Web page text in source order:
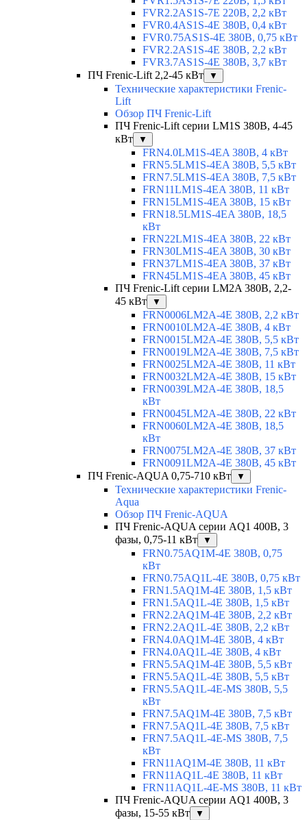
FVR2.2AS1S-7E 220В, 2,2 кВт
FVR0.4AS1S-4E 380В, 0,4 кВт
FVR0.75AS1S-4E 380В, 0,75 кВт
FVR2.2AS1S-4E 380В, 2,2 кВт
FVR3.7AS1S-4E 380В, 3,7 кВт
ПЧ Frenic-Lift 2,2-45 кВт
▼
Технические характеристики Frenic-
Lift
Обзор ПЧ Frenic-Lift
ПЧ Frenic-Lift серии LM1S 380В, 4-45
кВт
▼
FRN4.0LM1S-4EA 380В, 4 кВт
FRN5.5LM1S-4EA 380В, 5,5 кВт
FRN7.5LM1S-4EA 380В, 7,5 кВт
FRN11LM1S-4EA 380В, 11 кВт
FRN15LM1S-4EA 380В, 15 кВт
FRN18.5LM1S-4EA 380В, 18,5
кВт
FRN22LM1S-4EA 380В, 22 кВт
FRN30LM1S-4EA 380В, 30 кВт
FRN37LM1S-4EA 380В, 37 кВт
FRN45LM1S-4EA 380В, 45 кВт
ПЧ Frenic-Lift серии LM2A 380В, 2,2-
45 кВт
▼
FRN0006LM2A-4E 380В, 2,2 кВт
FRN0010LM2A-4E 380В, 4 кВт
FRN0015LM2A-4E 380В, 5,5 кВт
FRN0019LM2A-4E 380В, 7,5 кВт
FRN0025LM2A-4E 380В, 11 кВт
FRN0032LM2A-4E 380В, 15 кВт
FRN0039LM2A-4E 380В, 18,5
кВт
FRN0045LM2A-4E 380В, 22 кВт
FRN0060LM2A-4E 380В, 18,5
кВт
FRN0075LM2A-4E 380В, 37 кВт
FRN0091LM2A-4E 380В, 45 кВт
ПЧ Frenic-AQUA 0,75-710 кВт
▼
Технические характеристики Frenic-
Aqua
Обзор ПЧ Frenic-AQUA
ПЧ Frenic-AQUA серии AQ1 400В, 3
фазы, 0,75-11 кВт
▼
FRN0.75AQ1M-4E 380В, 0,75
кВт
FRN0.75AQ1L-4E 380В, 0,75 кВт
FRN1.5AQ1M-4E 380В, 1,5 кВт
FRN1.5AQ1L-4E 380В, 1,5 кВт
FRN2.2AQ1M-4E 380В, 2,2 кВт
FRN2.2AQ1L-4E 380В, 2,2 кВт
FRN4.0AQ1M-4E 380В, 4 кВт
FRN4.0AQ1L-4E 380В, 4 кВт
FRN5.5AQ1M-4E 380В, 5,5 кВт
FRN5.5AQ1L-4E 380В, 5,5 кВт
FRN5.5AQ1L-4E-MS 380В, 5,5
кВт
FRN7.5AQ1M-4E 380В, 7,5 кВт
FRN7.5AQ1L-4E 380В, 7,5 кВт
FRN7.5AQ1L-4E-MS 380В, 7,5
кВт
FRN11AQ1M-4E 380В, 11 кВт
FRN11AQ1L-4E 380В, 11 кВт
FRN11AQ1L-4E-MS 380В, 11 кВт
ПЧ Frenic-AQUA серии AQ1 400В, 3
фазы, 15-55 кВт
▼